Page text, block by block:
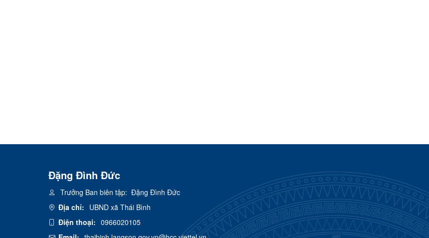
Đặng Đình Đức
Trưởng Ban biên tập: Đặng Đình Đức
Địa chỉ: UBND xã Thái Bình
Điện thoại: 0966020105